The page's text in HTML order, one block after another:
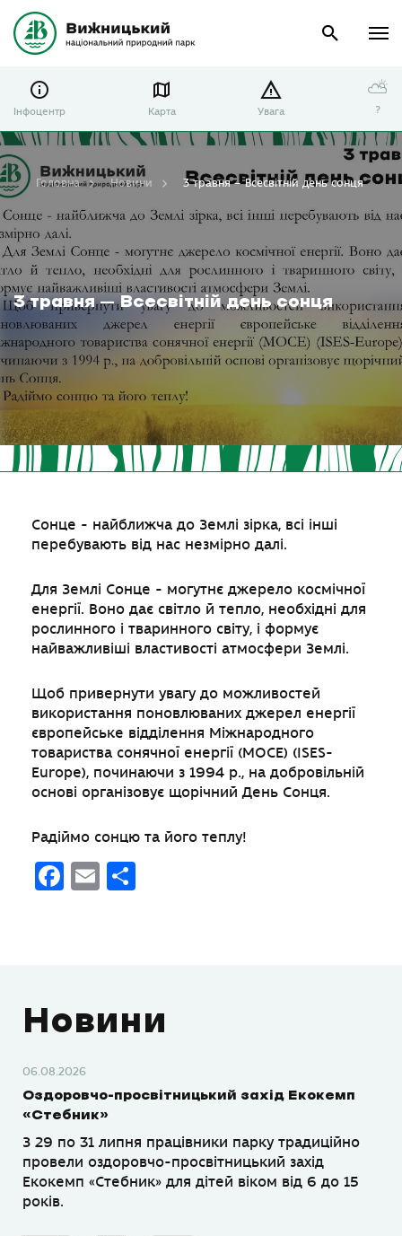
Інфоцентр Карта Увага
⛅
?
3 травня – Всесвітній день сонця
Головна Новини 3 травня – Всесвітній день сонця
Сонце - найближча до Землі зірка, всі інші
перебувають від нас незмірно далі.
Для Землі Сонце - могутнє джерело космічної
енергії. Воно дає світло й тепло, необхідні для
рослинного і тваринного світу, і формує
найважливіші властивості атмосфери Землі.
Щоб привернути увагу до можливостей
використання поновлюваних джерел енергії
європейське відділення Міжнародного
товариства сонячної енергії (МОСЕ) (ISES-
Europe), починаючи з 1994 р., на добровільній
основі організовує щорічний День Сонця.
Радіймо сонцю та його теплу!
Facebook
Email
Новини
06.08.2026
Оздоровчо-просвітницький захід Екокемп
«Стебник»
З 29 по 31 липня працівники парку традиційно
провели оздоровчо-просвітницький захід
Екокемп «Стебник» для дітей віком від 6 до 15
років.